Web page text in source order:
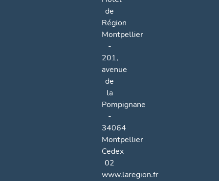
de
Région
Montpellier
-
201,
avenue
de
la
Pompignane
-
34064
Montpellier
Cedex
02
www.laregion.fr